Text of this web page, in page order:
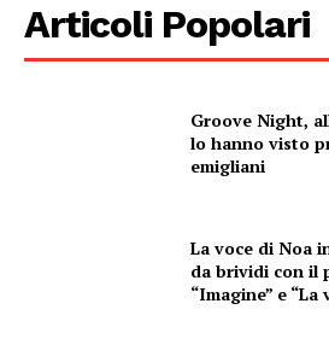
Articoli Popolari
Groove Night,
lo hanno visto
emigliani
La voce di Noa
da brividi con il
“Imagine” e “La